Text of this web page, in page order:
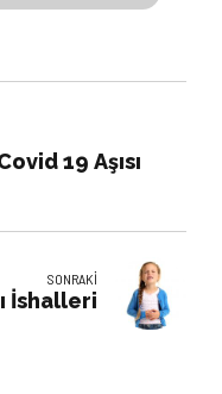
19 Aşısı
SONRAKI
İshalleri